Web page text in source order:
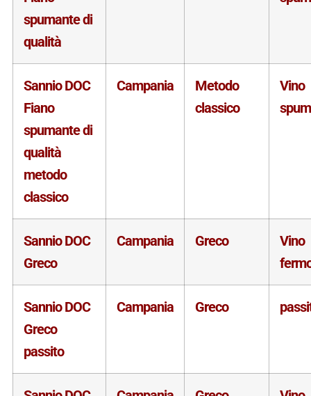
spumante di
qualità
Sannio DOC
Fiano
spumante di
qualità
metodo
classico
Campania
Metodo
classico
Vino
Sannio DOC
Greco
Campania Greco
Vino
Sannio DOC
Greco
passito
Campania Greco